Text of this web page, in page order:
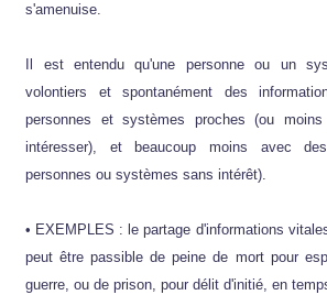
s'amenuise.
Il est entendu qu'une personne ou un
volontiers et spontanément des
personnes et systèmes proches (ou
intéresser), et beaucoup moins avec
personnes ou systèmes sans intérêt).
• EXEMPLES : le partage d'informations
peut être passible de peine de mort pour
guerre, ou de prison, pour délit d'initié, en